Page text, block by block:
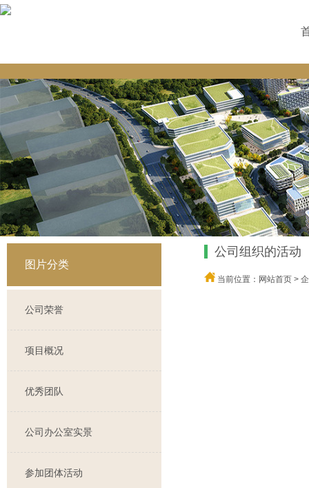
菜
公司组织的活动
当前位置： 网站首页 >
图片分类
公司荣誉
项目概况
优秀团队
公司办公室实景
参加团体活动